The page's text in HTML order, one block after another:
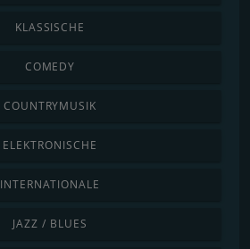
KLASSISCHE
COMEDY
COUNTRYMUSIK
ELEKTRONISCHE
INTERNATIONALE
JAZZ / BLUES